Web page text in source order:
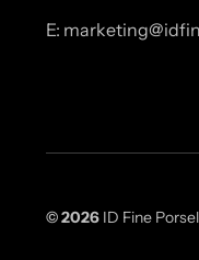
E:
© 2026 ID Fine